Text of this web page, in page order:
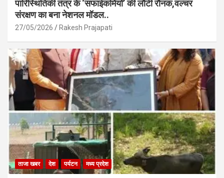
पारिस्थितिकी तंत्र के ‘सफाईकर्मियों’ की लौटी रौनक,वल्चर
संरक्षण का बना नेशनल मॉडल..
27/05/2026 Rakesh Prajapati
ताजा खबर देश पर्यटन मध्य प्रदेश